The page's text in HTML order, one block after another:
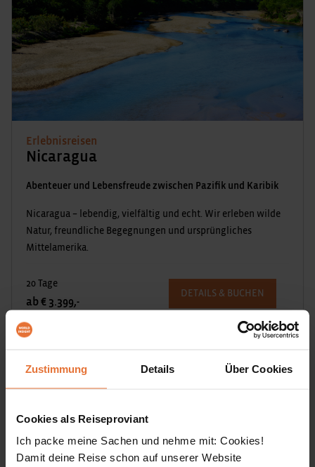
Zustimmung Details Über Cookies
Cookies als Reiseproviant
Ich packe meine Sachen und nehme mit: Cookies!
Damit deine Reise schon auf unserer Website
Erlebnisreisen
Nicaragua
Abenteuer und Lebensfreude zwischen Pazifik und Karibik
Nicaragua – lebendig, vielfältig und echt. Wir erleben wilde
Natur, freundliche Begegnungen und ursprüngliches
Mittelamerika.
20 Tage
ab € 3.399,-
DETAILS & BUCHEN